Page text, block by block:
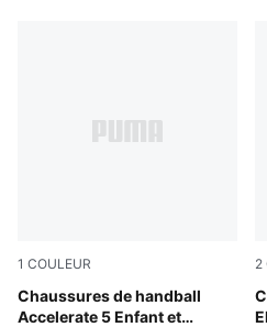
1 COULEUR
Chaussures de handball
Accelerate 5 Enfant et
PUMA White-PUMA Black-
2